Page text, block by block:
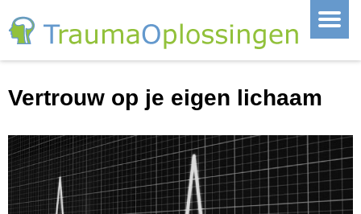
Vertrouw op je eigen lichaam